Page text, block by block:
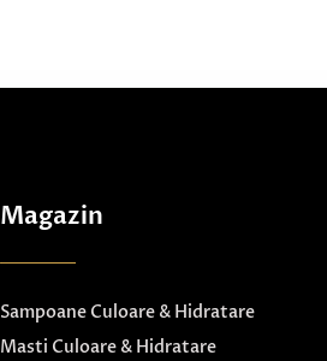
Magazin
Sampoane Culoare & Hidratare
Masti Culoare & Hidratare